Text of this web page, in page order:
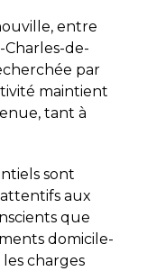
entre
Charles-de-
par
maintient
tant à
sont
aux
que
domicile-
charges